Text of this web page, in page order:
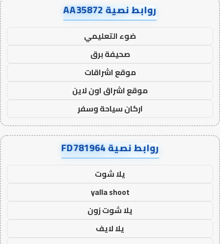
روابط نصية AA35872
ضوء التعليمي
صحيفة برق
موقع اشراقات
موقع اشراق اون لاين
اركان سياحة وسفر
روابط نصية FD781964
يلا شوت
yalla shoot
يلا شوت زون
يلا لايف